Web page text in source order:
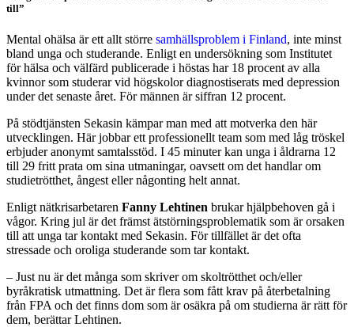
till”
Mental ohälsa är ett allt större samhällsproblem i Finland, inte minst
bland unga och studerande. Enligt en undersökning som Institutet
för hälsa och välfärd publicerade i höstas har 18 procent av alla
kvinnor som studerar vid högskolor diagnostiserats med depression
under det senaste året. För männen är siffran 12 procent.
På stödtjänsten Sekasin kämpar man med att motverka den här
utvecklingen. Här jobbar ett professionellt team som med låg tröskel
erbjuder anonymt samtalsstöd. I 45 minuter kan unga i åldrarna 12
till 29 fritt prata om sina utmaningar, oavsett om det handlar om
studietrötthet, ångest eller någonting helt annat.
Enligt nätkrisarbetaren Fanny Lehtinen brukar hjälpbehoven gå i
vågor. Kring jul är det främst ätstörningsproblematik som är orsaken
till att unga tar kontakt med Sekasin. För tillfället är det ofta
stressade och oroliga studerande som tar kontakt.
– Just nu är det många som skriver om skoltrötthet och/eller
byråkratisk utmattning. Det är flera som fått krav på återbetalning
från FPA och det finns dom som är osäkra på om studierna är rätt för
dem, berättar Lehtinen.